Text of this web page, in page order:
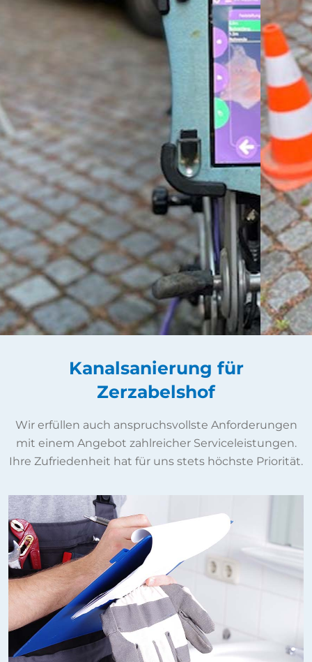
Kanalsanierung für
Zerzabelshof
Wir erfüllen auch anspruchsvollste Anforderungen
mit einem Angebot zahlreicher Serviceleistungen.
Ihre Zufriedenheit hat für uns stets höchste Priorität.